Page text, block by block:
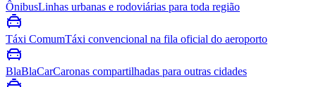
ÔnibusLinhas urbanas e rodoviárias para toda região
Táxi ComumTáxi convencional na fila oficial do aeroporto
BlaBlaCarCaronas compartilhadas para outras cidades